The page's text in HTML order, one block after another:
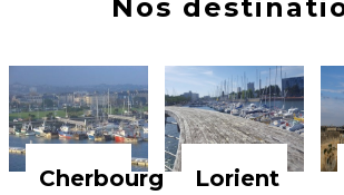
Nos
Cherbourg Lorient